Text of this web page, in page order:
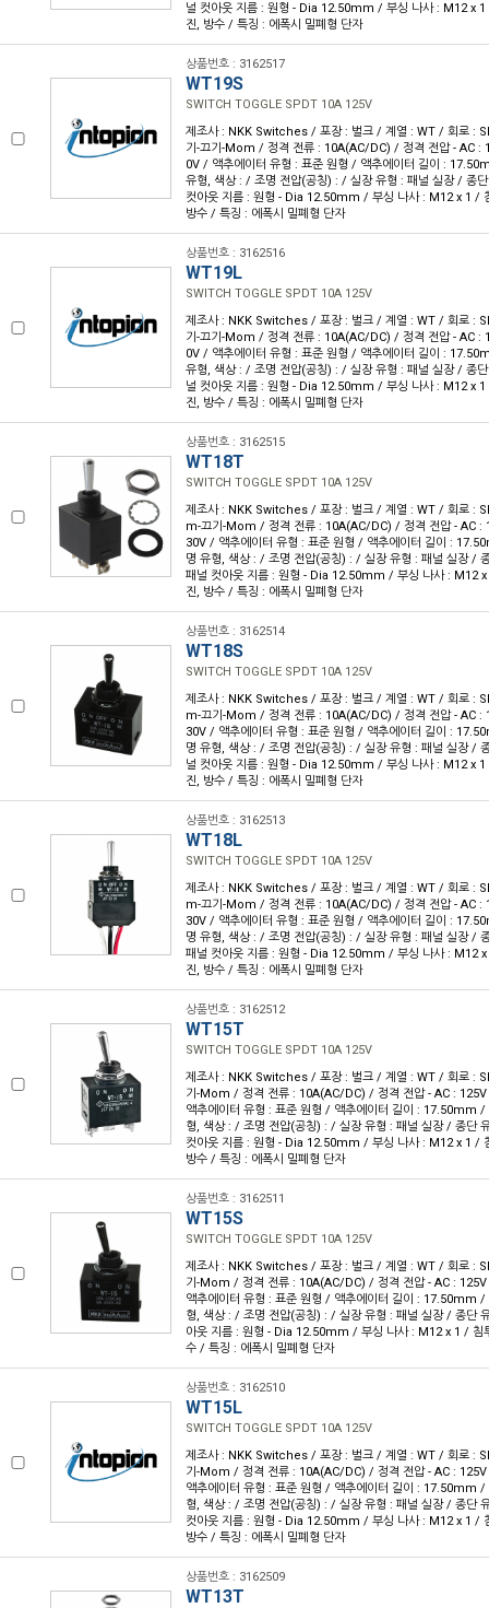
널 컷아웃 지름 : 원형 - Dia 12.50mm / 부싱 나사 : M12 x
진, 방수 / 특징 : 에폭시 밀폐형 단자
상품번호 : 3162517
WT19S
SWITCH TOGGLE SPDT 10A 125V
제조사 : NKK Switches / 포장 : 벌크 / 계열 : WT / 회로 :
기-끄기-Mom / 정격 전류 : 10A(AC/DC) / 정격 전압 - AC :
0V / 액추에이터 유형 : 표준 원형 / 액추에이터 길이 :
유형, 색상 : / 조명 전압(공칭) : / 실장 유형 : 패널 실장 / 종
컷아웃 지름 : 원형 - Dia 12.50mm / 부싱 나사 : M12 x 1 /
방수 / 특징 : 에폭시 밀폐형 단자
상품번호 : 3162516
WT19L
SWITCH TOGGLE SPDT 10A 125V
제조사 : NKK Switches / 포장 : 벌크 / 계열 : WT / 회로 :
기-끄기-Mom / 정격 전류 : 10A(AC/DC) / 정격 전압 - AC :
0V / 액추에이터 유형 : 표준 원형 / 액추에이터 길이 :
유형, 색상 : / 조명 전압(공칭) : / 실장 유형 : 패널 실장 / 종
널 컷아웃 지름 : 원형 - Dia 12.50mm / 부싱 나사 : M12 x
진, 방수 / 특징 : 에폭시 밀폐형 단자
상품번호 : 3162515
WT18T
SWITCH TOGGLE SPDT 10A 125V
제조사 : NKK Switches / 포장 : 벌크 / 계열 : WT / 회로 :
m-끄기-Mom / 정격 전류 : 10A(AC/DC) / 정격 전압 - AC :
30V / 액추에이터 유형 : 표준 원형 / 액추에이터 길이 :
명 유형, 색상 : / 조명 전압(공칭) : / 실장 유형 : 패널 실장 /
패널 컷아웃 지름 : 원형 - Dia 12.50mm / 부싱 나사 : M12
진, 방수 / 특징 : 에폭시 밀폐형 단자
상품번호 : 3162514
WT18S
SWITCH TOGGLE SPDT 10A 125V
제조사 : NKK Switches / 포장 : 벌크 / 계열 : WT / 회로 :
m-끄기-Mom / 정격 전류 : 10A(AC/DC) / 정격 전압 - AC :
30V / 액추에이터 유형 : 표준 원형 / 액추에이터 길이 :
명 유형, 색상 : / 조명 전압(공칭) : / 실장 유형 : 패널 실장 /
널 컷아웃 지름 : 원형 - Dia 12.50mm / 부싱 나사 : M12 x
진, 방수 / 특징 : 에폭시 밀폐형 단자
상품번호 : 3162513
WT18L
SWITCH TOGGLE SPDT 10A 125V
제조사 : NKK Switches / 포장 : 벌크 / 계열 : WT / 회로 :
m-끄기-Mom / 정격 전류 : 10A(AC/DC) / 정격 전압 - AC :
30V / 액추에이터 유형 : 표준 원형 / 액추에이터 길이 :
명 유형, 색상 : / 조명 전압(공칭) : / 실장 유형 : 패널 실장 /
패널 컷아웃 지름 : 원형 - Dia 12.50mm / 부싱 나사 : M12
진, 방수 / 특징 : 에폭시 밀폐형 단자
상품번호 : 3162512
WT15T
SWITCH TOGGLE SPDT 10A 125V
제조사 : NKK Switches / 포장 : 벌크 / 계열 : WT / 회로 :
기-Mom / 정격 전류 : 10A(AC/DC) / 정격 전압 - AC :
액추에이터 유형 : 표준 원형 / 액추에이터 길이 : 17.50mm
형, 색상 : / 조명 전압(공칭) : / 실장 유형 : 패널 실장 / 종단
컷아웃 지름 : 원형 - Dia 12.50mm / 부싱 나사 : M12 x 1 /
방수 / 특징 : 에폭시 밀폐형 단자
상품번호 : 3162511
WT15S
SWITCH TOGGLE SPDT 10A 125V
제조사 : NKK Switches / 포장 : 벌크 / 계열 : WT / 회로 :
기-Mom / 정격 전류 : 10A(AC/DC) / 정격 전압 - AC :
액추에이터 유형 : 표준 원형 / 액추에이터 길이 : 17.50mm
형, 색상 : / 조명 전압(공칭) : / 실장 유형 : 패널 실장 / 종단
아웃 지름 : 원형 - Dia 12.50mm / 부싱 나사 : M12 x 1 / 침
수 / 특징 : 에폭시 밀폐형 단자
상품번호 : 3162510
WT15L
SWITCH TOGGLE SPDT 10A 125V
제조사 : NKK Switches / 포장 : 벌크 / 계열 : WT / 회로 :
기-Mom / 정격 전류 : 10A(AC/DC) / 정격 전압 - AC :
액추에이터 유형 : 표준 원형 / 액추에이터 길이 : 17.50mm
형, 색상 : / 조명 전압(공칭) : / 실장 유형 : 패널 실장 / 종단
컷아웃 지름 : 원형 - Dia 12.50mm / 부싱 나사 : M12 x 1 /
방수 / 특징 : 에폭시 밀폐형 단자
상품번호 : 3162509
WT13T